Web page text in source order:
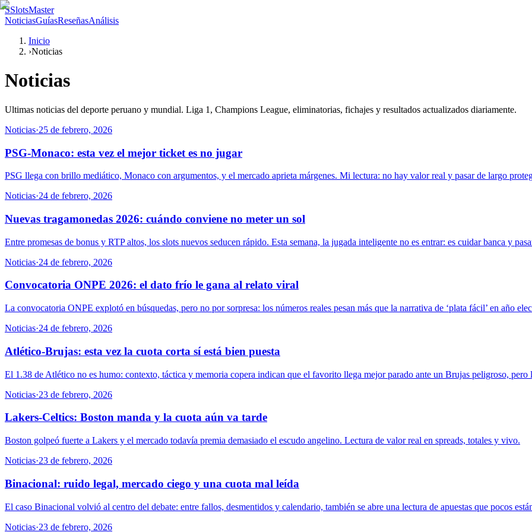
SSlotsMaster
NoticiasGuíasReseñasAnálisis
Inicio
›Noticias
Noticias
Ultimas noticias del deporte peruano y mundial. Liga 1, Champions League, eliminatorias, fichajes y resultados actualizados diariamente.
Noticias·25 de febrero, 2026
PSG-Monaco: esta vez el mejor ticket es no jugar
PSG llega con brillo mediático, Monaco con argumentos, y el mercado aprieta márgenes. Mi lectura: no hay valor real y pasar de largo
Noticias·24 de febrero, 2026
Nuevas tragamonedas 2026: cuándo conviene no meter un sol
Entre promesas de bonus y RTP altos, los slots nuevos seducen rápido. Esta semana, la jugada inteligente no es entrar: es cuidar banca y
Noticias·24 de febrero, 2026
Convocatoria ONPE 2026: el dato frío le gana al relato viral
La convocatoria ONPE explotó en búsquedas, pero no por sorpresa: los números reales pesan más que la narrativa de ‘plata fácil’ en año
Noticias·24 de febrero, 2026
Atlético-Brujas: esta vez la cuota corta sí está bien puesta
El 1.38 de Atlético no es humo: contexto, táctica y memoria copera indican que el favorito llega mejor parado ante un Brujas peligroso, pero
Noticias·23 de febrero, 2026
Lakers-Celtics: Boston manda y la cuota aún va tarde
Boston golpeó fuerte a Lakers y el mercado todavía premia demasiado el escudo angelino. Lectura de valor real en spreads, totales y vivo.
Noticias·23 de febrero, 2026
Binacional: ruido legal, mercado ciego y una cuota mal leída
El caso Binacional volvió al centro del debate: entre fallos, desmentidos y calendario, también se abre una lectura de apuestas que pocos
Noticias·23 de febrero, 2026